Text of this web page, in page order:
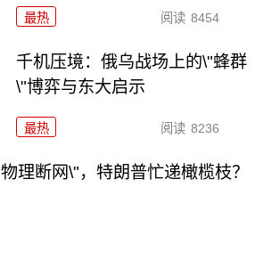
最热 阅读 8454
千机压境：俄乌战场上的\"蜂群
\"博弈与东大启示
最热 阅读 8236
理断网\"，特朗普忙递橄榄枝？